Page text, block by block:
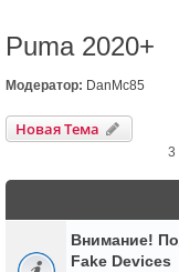
Puma 2020+
Модератор: DanMc85
Новая Тема
3
Внимание!
Fake Devices